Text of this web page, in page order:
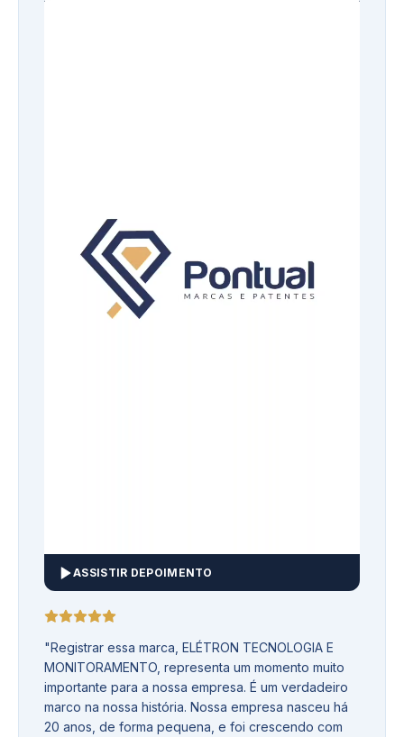
ASSISTIR DEPOIMENTO
"Registrar essa marca, ELÉTRON TECNOLOGIA E
MONITORAMENTO, representa um momento muito
importante para a nossa empresa. É um verdadeiro
marco na nossa história. Nossa empresa nasceu há
20 anos, de forma pequena, e foi crescendo com